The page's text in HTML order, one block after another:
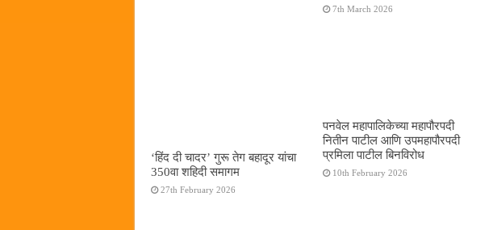
7th March 2026
‘हिंद दी चादर’ गुरू तेग बहादूर यांचा
350वा शहिदी समागम
27th February 2026
पनवेल महापालिकेच्या महापौरपदी
नितीन पाटील आणि उपमहापौरपदी
प्रमिला पाटील बिनविरोध
10th February 2026